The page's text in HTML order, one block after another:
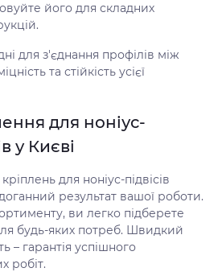
його для складних
для з'єднання профілів між
та стійкість усієї
для ноніус-
у Києві
для ноніус-підвісів
результат вашої роботи.
ви легко підберете
будь-яких потреб. Швидкий
– гарантія успішного
робіт.